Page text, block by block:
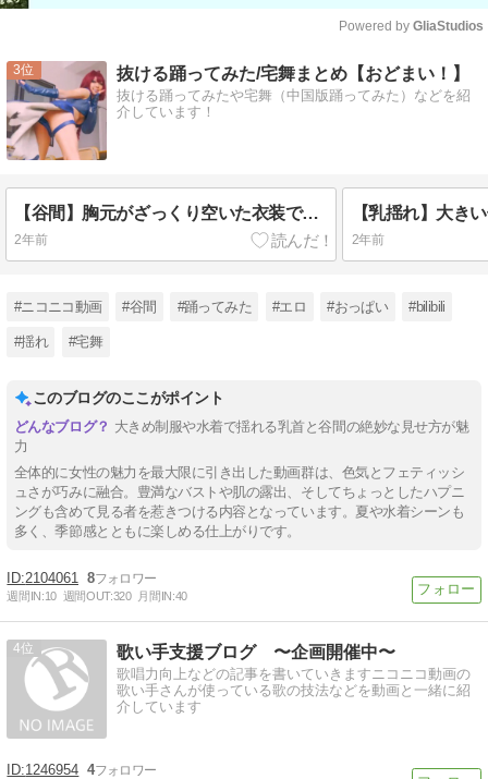
Mute
Powered by GliaStudios
3 抜ける踊ってみた/宅舞まとめ【おどまい！】
抜ける踊ってみたや宅舞（中国版踊ってみた）などを紹
介しています！
【谷間】胸元がざっくり空いた衣装で揺らしながら踊ってみた♡
2年前 2年前
#ニコニコ動画 #谷間 #踊ってみた #エロ #おっぱい #bilibili
#揺れ #宅舞
このブログのここがポイント
大きめ制服や水着で揺れる乳首と谷間の絶妙な見せ方が魅
力
全体的に女性の魅力を最大限に引き出した動画群は、色気とフェティッシ
ュさが巧みに融合。豊満なバストや肌の露出、そしてちょっとしたハプニ
ングも含めて見る者を惹きつける内容となっています。夏や水着シーンも
多く、季節感とともに楽しめる仕上がりです。
2104061 8
週間IN:10 週間OUT:320 月間IN:40
4 歌い手支援ブログ 〜企画開催中〜
歌唱力向上などの記事を書いていきますニコニコ動画の
歌い手さんが使っている歌の技法などを動画と一緒に紹
介しています
1246954 4